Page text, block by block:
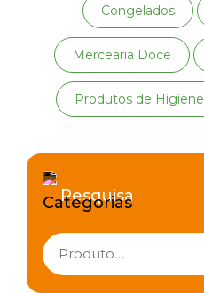
Congelados
Mercearia Doce
Produtos de Higiene
Pesquisa
Pesquisar
produtos